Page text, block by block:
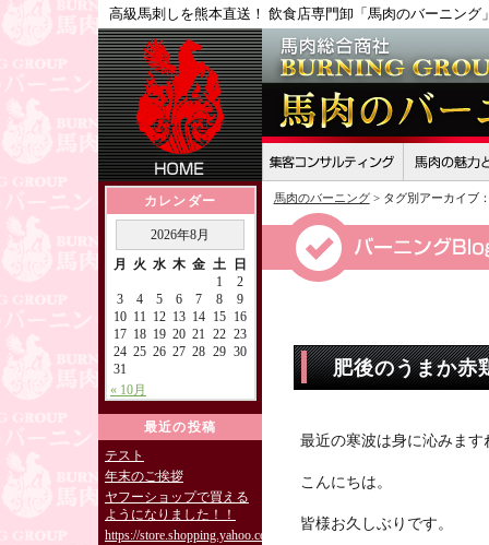
高級馬刺しを熊本直送！ 飲食店専門卸「馬肉のバーニング
カレンダー
2026年8月
月
火 水 木 金 土 日
« 10月
1
2
3
4 5 6 7 8
9
10 11 12 13 14 15
16
17 18 19 20 21 22 23
24 25 26 27 28 29 30
31
最近の投稿
テスト
年末のご挨拶
ヤフーショップで買える
ようになりました！！
https://store.shopping.yahoo.co.jp/burning829/
馬肉のバーニング> タグ別アーカイブ
肥後のうまか赤
最近の寒波は身に沁みます
こんにちは。
皆様お久しぶりです。